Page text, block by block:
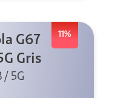
11%
G67
Gris
/ 5G